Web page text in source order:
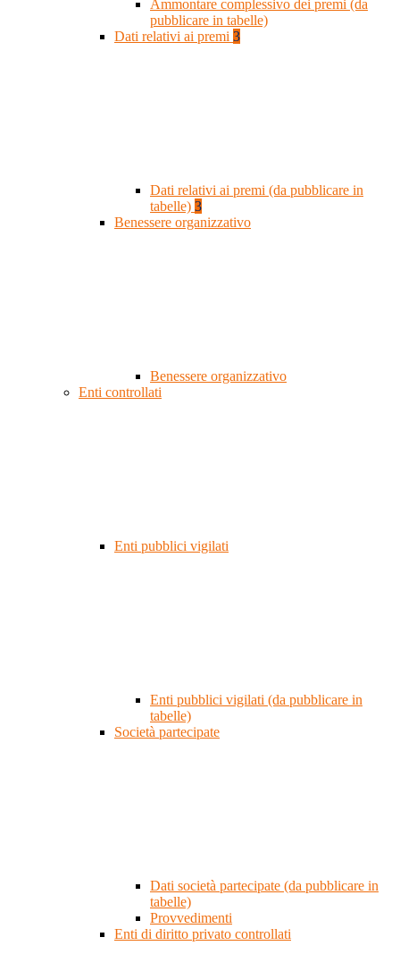
Ammontare complessivo dei premi (da
pubblicare in tabelle)
Dati relativi ai premi 3
Dati relativi ai premi (da pubblicare in
tabelle) 3
Benessere organizzativo
Benessere organizzativo
Enti controllati
Enti pubblici vigilati
Enti pubblici vigilati (da pubblicare in
tabelle)
Società partecipate
Dati società partecipate (da pubblicare in
tabelle)
Provvedimenti
Enti di diritto privato controllati